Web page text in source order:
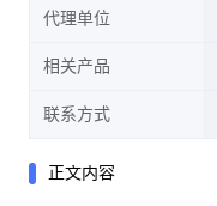
代理单位
相关产品
联系方式
正文内容